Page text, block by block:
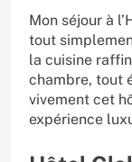
Mon séjour à
tout
la cuisine
chambre, tout
vivement cet
expérience